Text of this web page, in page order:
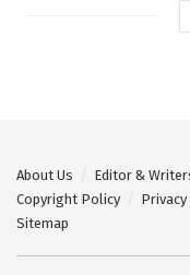
About Us Editor &
Copyright Policy
Privacy
Sitemap